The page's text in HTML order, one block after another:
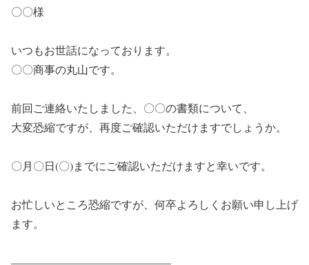
〇〇様
いつもお世話になっております。
〇〇商事の丸山です。
前回ご連絡いたしました、〇〇の書類について、
大変恐縮ですが、再度ご確認いただけますでしょうか。
〇月〇日(〇)までにご確認いただけますと幸いです。
お忙しいところ恐縮ですが、何卒よろしくお願い申し上げ
ます。
——————————————–